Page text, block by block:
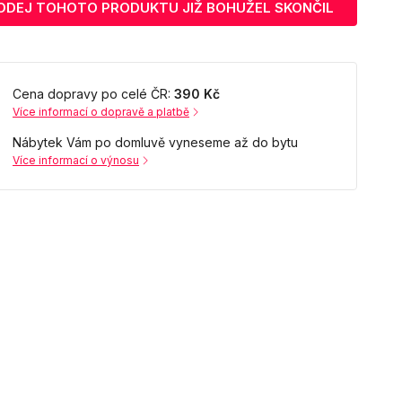
TOHOTO PRODUKTU JIŽ BOHUŽEL SKONČIL
Cena dopravy po celé ČR: 390 Kč
Více informací o dopravě a platbě
Nábytek Vám po domluvě vyneseme až do bytu
Více informací o výnosu